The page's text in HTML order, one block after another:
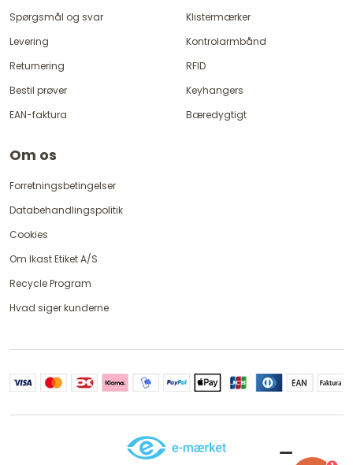
Spørgsmål og svar
Levering
Returnering
Bestil prøver
EAN-faktura
Klistermærker
Kontrolarmbånd
RFID
Keyhangers
Bæredygtigt
Om os
Forretningsbetingelser
Databehandlingspolitik
Cookies
Om Ikast Etiket A/S
Recycle Program
Hvad siger kunderne